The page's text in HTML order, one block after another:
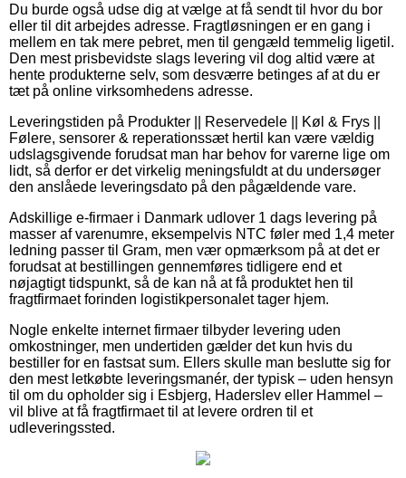
Du burde også udse dig at vælge at få sendt til hvor du bor
eller til dit arbejdes adresse. Fragtløsningen er en gang i
mellem en tak mere pebret, men til gengæld temmelig ligetil.
Den mest prisbevidste slags levering vil dog altid være at
hente produkterne selv, som desværre betinges af at du er
tæt på online virksomhedens adresse.
Leveringstiden på Produkter || Reservedele || Køl & Frys ||
Følere, sensorer & reperationssæt hertil kan være vældig
udslagsgivende forudsat man har behov for varerne lige om
lidt, så derfor er det virkelig meningsfuldt at du undersøger
den anslåede leveringsdato på den pågældende vare.
Adskillige e-firmaer i Danmark udlover 1 dags levering på
masser af varenumre, eksempelvis NTC føler med 1,4 meter
ledning passer til Gram, men vær opmærksom på at det er
forudsat at bestillingen gennemføres tidligere end et
nøjagtigt tidspunkt, så de kan nå at få produktet hen til
fragtfirmaet forinden logistikpersonalet tager hjem.
Nogle enkelte internet firmaer tilbyder levering uden
omkostninger, men undertiden gælder det kun hvis du
bestiller for en fastsat sum. Ellers skulle man beslutte sig for
den mest letkøbte leveringsmanér, der typisk – uden hensyn
til om du opholder sig i Esbjerg, Haderslev eller Hammel –
vil blive at få fragtfirmaet til at levere ordren til et
udleveringssted.